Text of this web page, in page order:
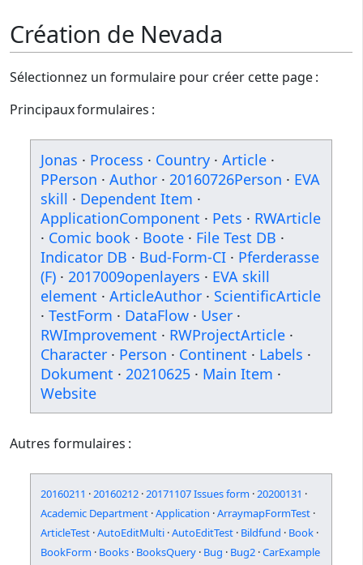
Création de Nevada
Sélectionnez un formulaire pour créer cette page :
Principaux formulaires :
Jonas · Process · Country · Article ·
PPerson · Author · 20160726Person · EVA
skill · Dependent Item ·
ApplicationComponent · Pets · RWArticle
· Comic book · Boote · File Test DB ·
Indicator DB · Bud-Form-CI · Pferderasse
(F) · 2017009openlayers · EVA skill
element · ArticleAuthor · ScientificArticle
· TestForm · DataFlow · User ·
RWImprovement · RWProjectArticle ·
Character · Person · Continent · Labels ·
Dokument · 20210625 · Main Item ·
Website
Autres formulaires :
20160211 ·20160212 ·20171107 Issues form ·20200131 ·
Academic Department ·Application ·ArraymapFormTest ·
ArticleTest ·AutoEditMulti ·AutoEditTest · Bildfund · Book ·
BookForm · Books · BooksQuery · Bug · Bug2 ·CarExample